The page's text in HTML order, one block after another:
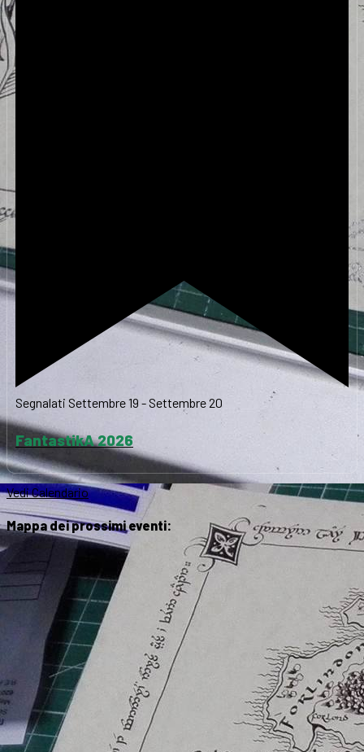
Segnalati Settembre 19 -Settembre 20
FantastikA 2026
Vedi Calendario
Mappa dei prossimi eventi: